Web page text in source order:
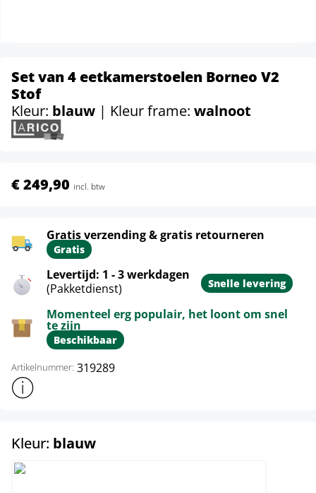
Set van 4 eetkamerstoelen Borneo V2
Stof
Kleur: blauw | Kleur frame: walnoot
€ 249,90 incl. btw
Gratis verzending & gratis retourneren
Gratis
Levertijd: 1 - 3 werkdagen
(Pakketdienst)
Snelle levering
Momenteel erg populair, het loont om snel
te zijn
Beschikbaar
Artikelnummer: 319289
Toon meer productinformatie
Kleur: blauwselect